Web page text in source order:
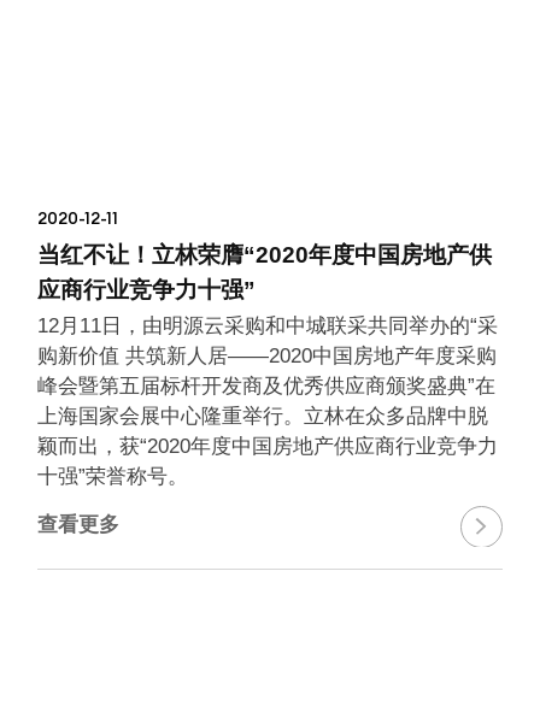
2020-12-11
当红不让！立林荣膺“2020年度中国房地产供
应商行业竞争力十强”
12月11日，由明源云采购和中城联采共同举办的“采
购新价值 共筑新人居——2020中国房地产年度采购
峰会暨第五届标杆开发商及优秀供应商颁奖盛典”在
上海国家会展中心隆重举行。立林在众多品牌中脱
颖而出，获“2020年度中国房地产供应商行业竞争力
十强”荣誉称号。
查看更多 